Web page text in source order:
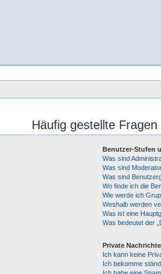
Häufig gestellte Fragen
Benutzer-Stufen
Was sind
Was sind
Was sind
Wo finde ich die
Wie werde ich
Weshalb werden
Was ist eine
Was bedeutet der
Private
Ich kann keine
Ich bekomme